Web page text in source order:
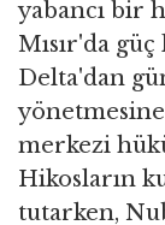
yabancı bir
Mısır'da
Delta'dan
merkezi
Hikosların
tutarken,